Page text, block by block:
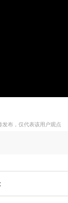
布，仅代表该用户观点